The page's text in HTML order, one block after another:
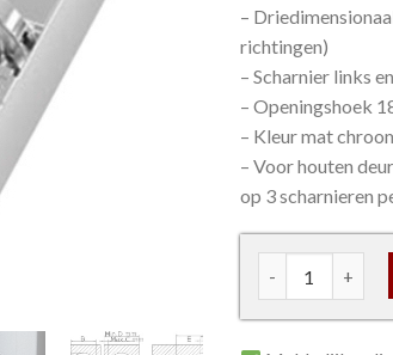
–
richtingen)
– Scharnier links
– Openingshoek
– Kleur mat
– Voor houten
op 3 scharnieren
Argenta